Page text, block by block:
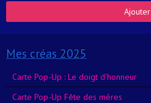
Ajouter
Mes créas 2025
Carte Pop-Up : Le doigt d'honneur
Carte Pop-Up Fête des mères